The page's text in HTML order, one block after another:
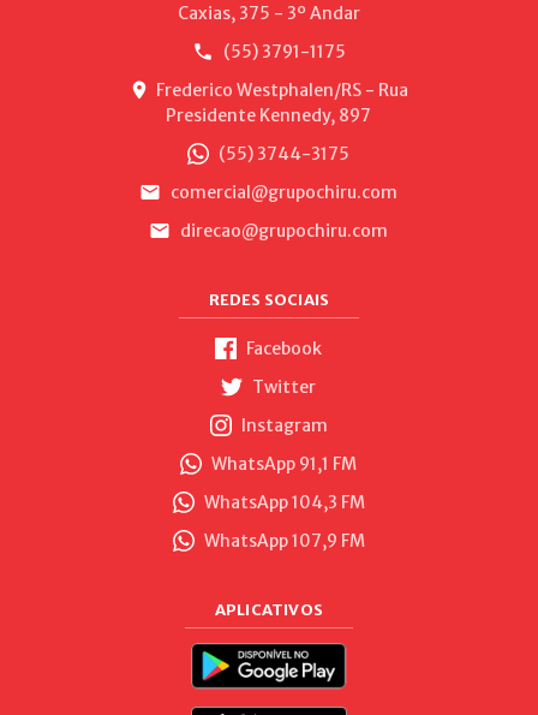
Caxias, 375 - 3º Andar
(55) 3791-1175
Frederico Westphalen/RS - Rua
Presidente Kennedy, 897
(55) 3744-3175
comercial@grupochiru.com
direcao@grupochiru.com
REDES SOCIAIS
Facebook
Twitter
Instagram
WhatsApp 91,1 FM
WhatsApp 104,3 FM
WhatsApp 107,9 FM
APLICATIVOS